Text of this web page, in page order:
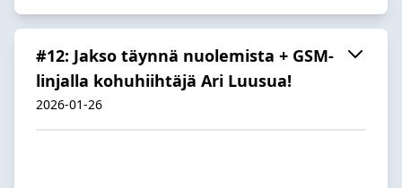
#12: Jakso täynnä nuolemista + GSM-
linjalla kohuhiihtäjä Ari Luusua!
2026-01-26